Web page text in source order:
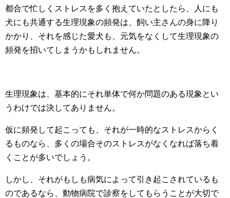
都合で忙しくストレスを多く抱えていたとしたら、人にも
犬にも共通する生理現象の頻発は、飼い主さんの身に降り
かかり、それを感じた愛犬も、元気をなくして生理現象の
頻発を招いてしまうかもしれません。
生理現象は、基本的にそれ単体で何か問題のある現象とい
うわけでは決してありません。
仮に頻発して起こっても、それが一時的なストレスからく
るものなら、多くの場合そのストレスがなくなれば落ち着
くことが多いでしょう。
しかし、それがもしも病気によって引き起こされているも
のであるなら、動物病院で診察をしてもらうことが大切で